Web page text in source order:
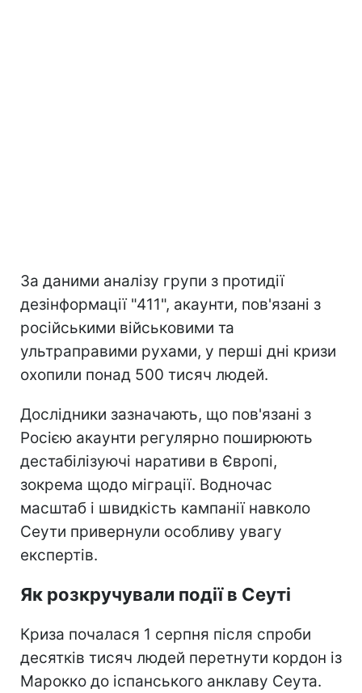
За даними аналізу групи з протидії
дезінформації "411", акаунти, пов'язані з
російськими військовими та
ультраправими рухами, у перші дні кризи
охопили понад 500 тисяч людей.
Дослідники зазначають, що пов'язані з
Росією акаунти регулярно поширюють
дестабілізуючі наративи в Європі,
зокрема щодо міграції. Водночас
масштаб і швидкість кампанії навколо
Сеути привернули особливу увагу
експертів.
Як розкручували події в Сеуті
Криза почалася 1 серпня після спроби
десятків тисяч людей перетнути кордон із
Марокко до іспанського анклаву Сеута.